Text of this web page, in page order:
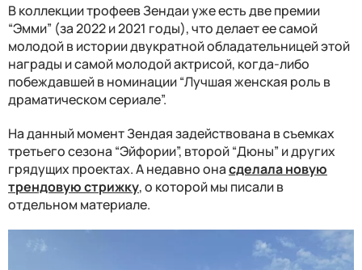
В коллекции трофеев Зендаи уже есть две премии
“Эмми” (за 2022 и 2021 годы), что делает ее самой
молодой в истории двукратной обладательницей этой
награды и самой молодой актрисой, когда-либо
побеждавшей в номинации “Лучшая женская роль в
драматическом сериале”.
На данный момент Зендая задействована в съемках
третьего сезона “Эйфории”, второй “Дюны” и других
грядущих проектах. А недавно онасделала новую
трендовую стрижку, о которой мы писали в
отдельном материале.